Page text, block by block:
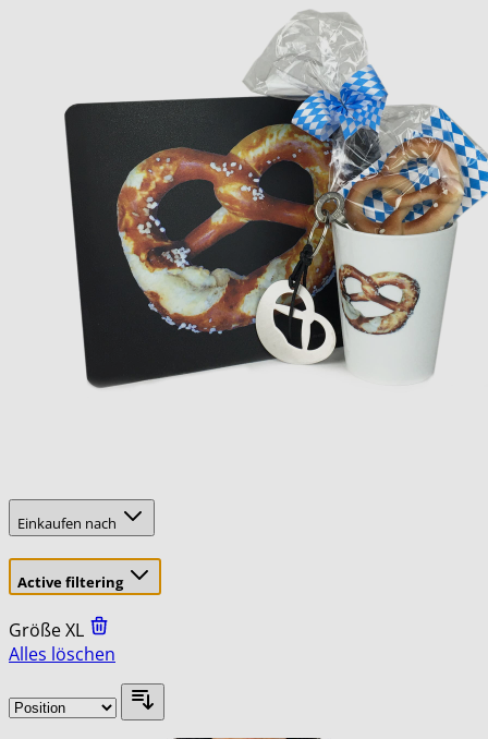
Einkaufen nach
Active filtering
GrößeXL
Alles löschen
to
product